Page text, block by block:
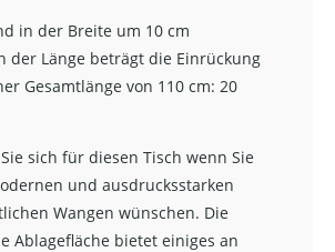
in der Breite um 10 cm
der Länge beträgt die Einrückung
Gesamtlänge von 110 cm: 20
sich für diesen Tisch wenn Sie
und ausdrucksstarken
Wangen wünschen. Die
Ablagefläche bietet einiges an